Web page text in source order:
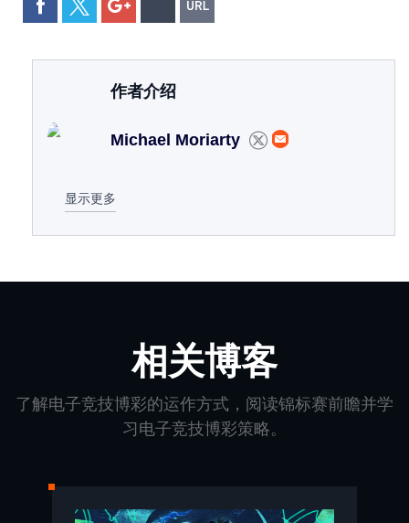
作者介绍
Michael Moriarty
显示更多
相关博客
了解电子竞技博彩的运作方式，阅读锦标赛前瞻并学
习电子竞技博彩策略。